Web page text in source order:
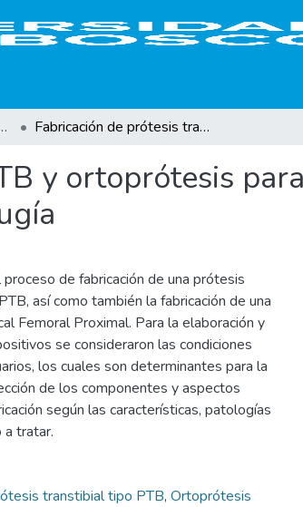
y Prótesis Fabricación de prótesis transtibial tipo PTB y ortoprótesis para deficiencia focal femoral proximal sin cirugía
y ortoprótesis para
de fabricación de una prótesis
así como también la fabricación de una
Femoral Proximal. Para la elaboración y
se consideraron las condiciones
los cuales son determinantes para la
de los componentes y aspectos
según las características, patologías
tratar.
transtibial tipo PTB, Ortoprótesis